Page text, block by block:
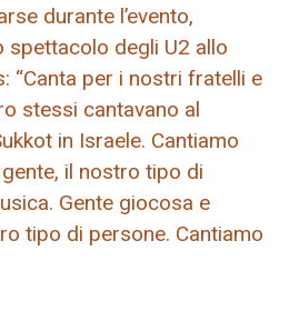
durante l’evento,
spettacolo degli U2 allo
“Canta per i nostri fratelli e
stessi cantavano al
in Israele. Cantiamo
il nostro tipo di
Gente giocosa e
tipo di persone. Cantiamo